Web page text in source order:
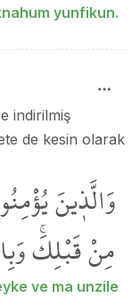
yunfikun.
indirilmiş
de kesin olarak
وَالَّذ۪ينَ
مِنْقَبْلِكَۚ
ve ma unzile